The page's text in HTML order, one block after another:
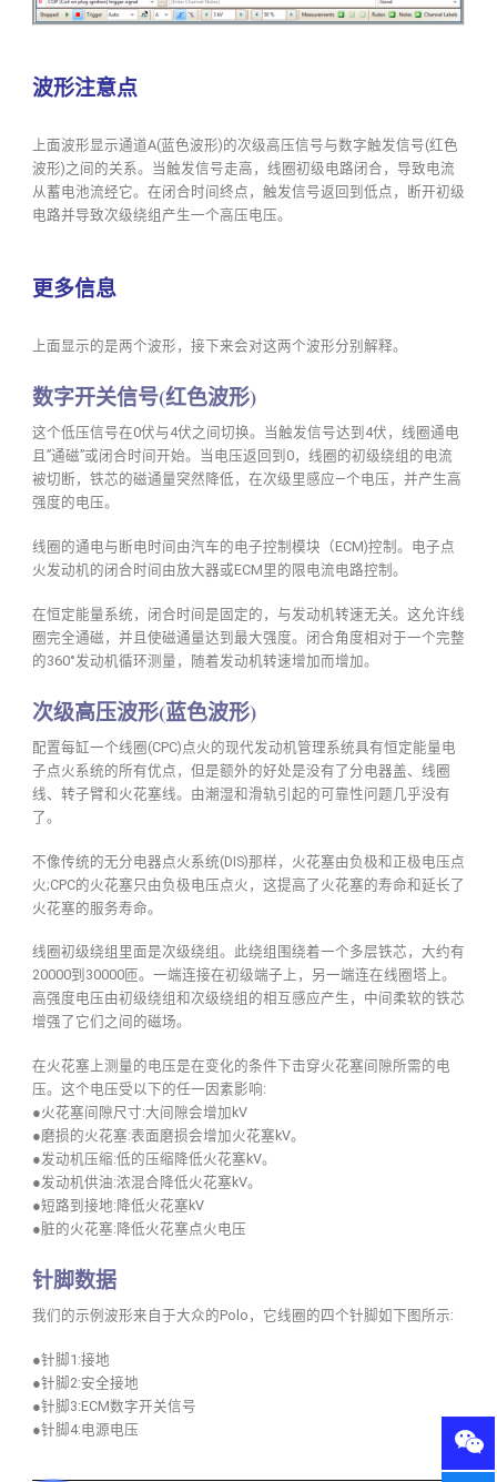
波形注意点
上面波形显示通道A(蓝色波形)的次级高压信号与数字触发信号(红色
波形)之间的关系。当触发信号走高，线圈初级电路闭合，导致电流
从蓄电池流经它。在闭合时间终点，触发信号返回到低点，断开初级
电路并导致次级绕组产生一个高压电压。
更多信息
上面显示的是两个波形，接下来会对这两个波形分别解释。
数字开关信号(红色波形)
这个低压信号在0伏与4伏之间切换。当触发信号达到4伏，线圈通电
且”通磁”或闭合时间开始。当电压返回到0，线圈的初级绕组的电流
被切断，铁芯的磁通量突然降低，在次级里感应—个电压，并产生高
强度的电压。
线圈的通电与断电时间由汽车的电子控制模块（ECM)控制。电子点
火发动机的闭合时间由放大器或ECM里的限电流电路控制。
在恒定能量系统，闭合时间是固定的，与发动机转速无关。这允许线
圈完全通磁，并且使磁通量达到最大强度。闭合角度相对于一个完整
的360°发动机循环测量，随着发动机转速增加而增加。
次级高压波形(蓝色波形)
配置每缸一个线圈(CPC)点火的现代发动机管理系统具有恒定能量电
子点火系统的所有优点，但是额外的好处是没有了分电器盖、线圈
线、转子臂和火花塞线。由潮湿和滑轨引起的可靠性问题几乎没有
了。
不像传统的无分电器点火系统(DIS)那样，火花塞由负极和正极电压点
火;CPC的火花塞只由负极电压点火，这提高了火花塞的寿命和延长了
火花塞的服务寿命。
线圈初级绕组里面是次级绕组。此绕组围绕着一个多层铁芯，大约有
20000到30000匝。一端连接在初级端子上，另一端连在线圈塔上。
高强度电压由初级绕组和次级绕组的相互感应产生，中间柔软的铁芯
增强了它们之间的磁场。
在火花塞上测量的电压是在变化的条件下击穿火花塞间隙所需的电
压。这个电压受以下的任一因素影响:
●火花塞间隙尺寸:大间隙会增加kV
●磨损的火花塞:表面磨损会增加火花塞kV。
●发动机压缩:低的压缩降低火花塞kV。
●发动机供油:浓混合降低火花塞kV。
●短路到接地:降低火花塞kV
●脏的火花塞:降低火花塞点火电压
针脚数据
我们的示例波形来自于大众的Polo，它线圈的四个针脚如下图所示:
●针脚1:接地
●针脚2:安全接地
●针脚3:ECM数字开关信号
●针脚4:电源电压